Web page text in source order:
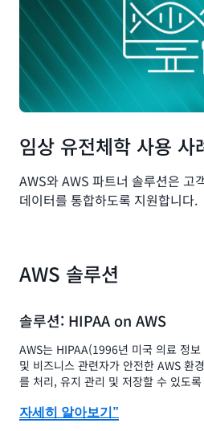
임상 유전체학 사용 사
AWS와 AWS 파트너 솔루션은 고
데이터를 통합하도록 지원합니다.
AWS 솔루션
솔루션: HIPAA on AWS
AWS는 HIPAA(1996년 미국 의료 정
및 비즈니스 관련자가 안전한 AWS 환
를 처리, 유지 관리 및 저장할 수 있도
자세히 알아보기”